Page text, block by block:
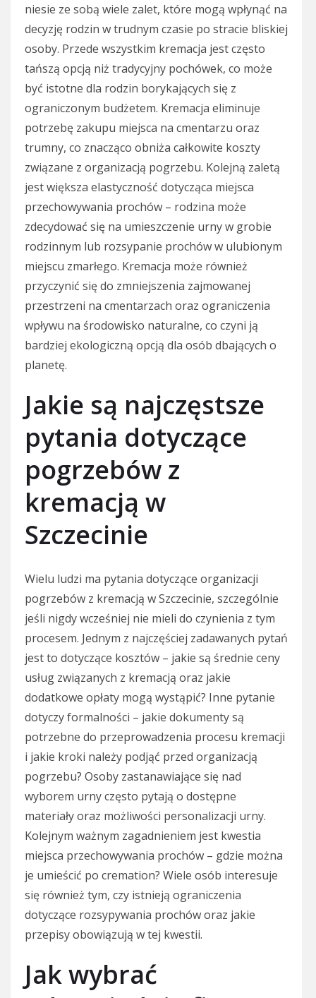
niesie ze sobą wiele zalet, które mogą wpłynąć na
decyzję rodzin w trudnym czasie po stracie bliskiej
osoby. Przede wszystkim kremacja jest często
tańszą opcją niż tradycyjny pochówek, co może
być istotne dla rodzin borykających się z
ograniczonym budżetem. Kremacja eliminuje
potrzebę zakupu miejsca na cmentarzu oraz
trumny, co znacząco obniża całkowite koszty
związane z organizacją pogrzebu. Kolejną zaletą
jest większa elastyczność dotycząca miejsca
przechowywania prochów – rodzina może
zdecydować się na umieszczenie urny w grobie
rodzinnym lub rozsypanie prochów w ulubionym
miejscu zmarłego. Kremacja może również
przyczynić się do zmniejszenia zajmowanej
przestrzeni na cmentarzach oraz ograniczenia
wpływu na środowisko naturalne, co czyni ją
bardziej ekologiczną opcją dla osób dbających o
planetę.
Jakie są najczęstsze
pytania dotyczące
pogrzebów z
kremacją w
Szczecinie
Wielu ludzi ma pytania dotyczące organizacji
pogrzebów z kremacją w Szczecinie, szczególnie
jeśli nigdy wcześniej nie mieli do czynienia z tym
procesem. Jednym z najczęściej zadawanych pytań
jest to dotyczące kosztów – jakie są średnie ceny
usług związanych z kremacją oraz jakie
dodatkowe opłaty mogą wystąpić? Inne pytanie
dotyczy formalności – jakie dokumenty są
potrzebne do przeprowadzenia procesu kremacji
i jakie kroki należy podjąć przed organizacją
pogrzebu? Osoby zastanawiające się nad
wyborem urny często pytają o dostępne
materiały oraz możliwości personalizacji urny.
Kolejnym ważnym zagadnieniem jest kwestia
miejsca przechowywania prochów – gdzie można
je umieścić po cremation? Wiele osób interesuje
się również tym, czy istnieją ograniczenia
dotyczące rozsypywania prochów oraz jakie
przepisy obowiązują w tej kwestii.
Jak wybrać